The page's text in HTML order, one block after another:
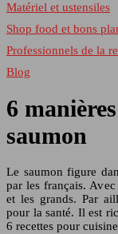
Matériel et ustensiles
Shop food et bons
Professionnels de la
Blog
6
saumon
Le saumon figure
par les français.
et les grands. Par
pour la santé. Il est
6 recettes pour